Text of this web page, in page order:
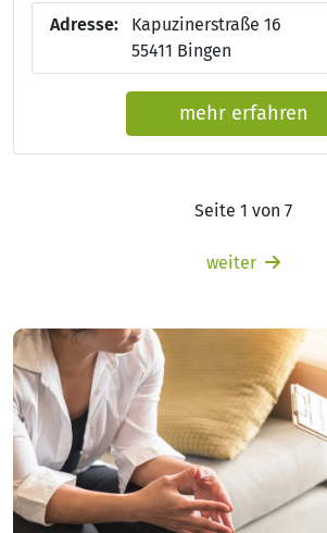
Adresse:
Kapuzinerstraße 16
55411 Bingen
mehr erfahren
Seite 1 von 7
weiter